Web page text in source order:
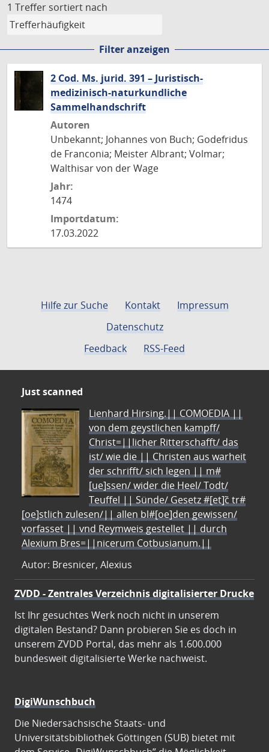
1 Treffer sortiert nach
Filter anzeigen
2 Cod. Ms. jurid. 391 – Juristisch-
medizinisch-naturkundliche
Sammelhandschrift
Autoren
Unbekannt; Johannes von Buch; Godefridus
de Franconia; Meister Albrant; Volmar;
Walthisar von der Wage
Jahr:
1474
Importdatum:
17.03.2022
Hilfe zur Suche Kontakt
Impressum
Datenschutz
Feedback
RSS-Feed
Just scanned
Lienhard Hirsing.|| COMOEDIA ||
von dem geystlichen kampff/
Christ=||licher Ritterschafft/ das
ist/ wie die || Christen aus warheit
der schrifft/ sich legen || m#
[ue]ssen/ wider die Heel/ Todt/
Teuffel || Sünde/ Gesetz #[et]c̃ tr#
[oe]stlich zulesen/|| allen bl#[oe]den gewissen/
vorfasset || vnd Reymweis gestellet || durch
Alexium Bres=||nicerum Cotbusianum.||
Autor: Bresnicer, Alexius
ZVDD - Zentrales Verzeichnis digitalisierter Drucke
Ist Ihr gesuchtes Werk noch nicht in unserem
digitalen Bestand? Dann probieren Sie es doch in
unserem ZVDD Portal, das mehr als 1.600.000
bundesweit digitalisierte Werke nachweist.
DigiWunschbuch
Die Niedersächsische Staats- und
Universitätsbibliothek Göttingen (SUB) bietet mit